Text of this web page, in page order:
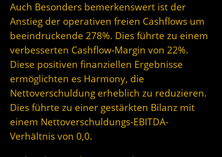
Auch Besonders bemerkenswert ist der
Anstieg der operativen freien Cashflows um
beeindruckende 278%. Dies führte zu einem
verbesserten Cashflow-Margin von 22%.
Diese positiven finanziellen Ergebnisse
ermöglichten es Harmony, die
Nettoverschuldung erheblich zu reduzieren.
Dies führte zu einer gestärkten Bilanz mit
einem Nettoverschuldungs-EBITDA-
Verhältnis von 0,0.